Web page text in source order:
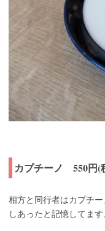
カプチーノ 550円(
相方と同行者はカプチ
しあったと記憶してます